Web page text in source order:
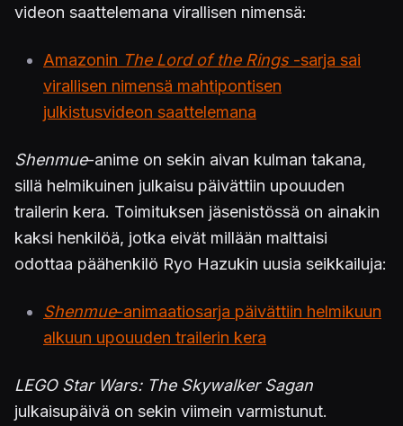
videon saattelemana virallisen nimensä:
Amazonin The Lord of the Rings-sarja sai
virallisen nimensä mahtipontisen
julkistusvideon saattelemana
Shenmue-anime on sekin aivan kulman takana,
sillä helmikuinen julkaisu päivättiin upouuden
trailerin kera. Toimituksen jäsenistössä on ainakin
kaksi henkilöä, jotka eivät millään malttaisi
odottaa päähenkilö Ryo Hazukin uusia seikkailuja:
Shenmue-animaatiosarja päivättiin helmikuun
alkuun upouuden trailerin kera
LEGO Star Wars: The Skywalker Sagan
julkaisupäivä on sekin viimein varmistunut.